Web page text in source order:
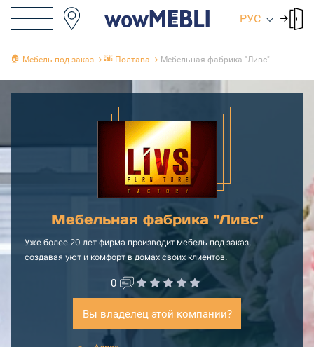
РУС
🏠 Мебель под заказ 🌇 Полтава Мебельная фабрика "Ливс"
Мебельная фабрика "Ливс"
Уже более 20 лет фирма производит мебель под заказ,
создавая уют и комфорт в домах своих клиентов.
0
Вы владелец этой компании?